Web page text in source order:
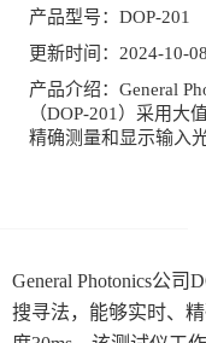
产品型号： DOP-201
更新时间： 2024-10-08
产品介绍： General
（DOP-201）采用大
精确测量和显示输入
General Photonics公
搜寻法，能够实时、